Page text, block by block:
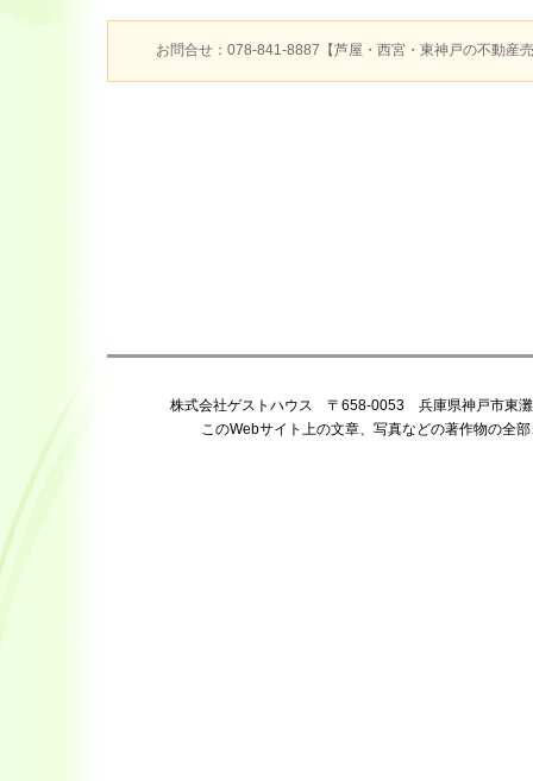
お問合せ：078-841-8887【芦屋・西宮・東神戸の不動産
株式会社ゲストハウス 〒658-0053 兵庫県神戸市東
このWebサイト上の文章、写真などの著作物の全